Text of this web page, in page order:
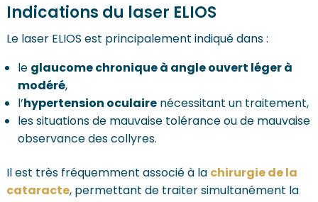
Indications du laser ELIOS
Le laser ELIOS est principalement indiqué dans :
le glaucome chronique à angle ouvert léger à
modéré,
l’hypertension oculairenécessitant un traitement,
les situations de mauvaise tolérance ou de mauvaise
observance des collyres.
Il est très fréquemment associé à la chirurgie de la
cataracte, permettant de traiter simultanément la